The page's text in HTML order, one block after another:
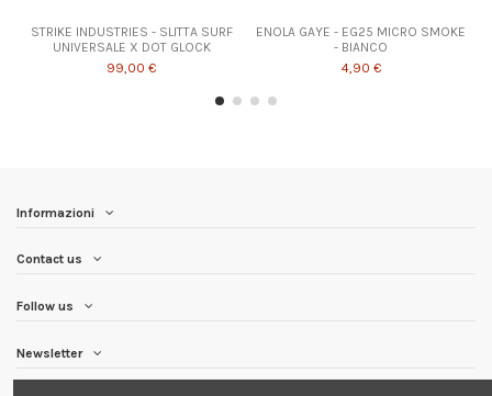
STRIKE INDUSTRIES - SLITTA SURF
UNIVERSALE X DOT GLOCK
99,00 €
ENOLA GAYE - EG25 MICRO SMOKE
- BIANCO
4,90 €
Informazioni
Contact us
Follow us
Newsletter